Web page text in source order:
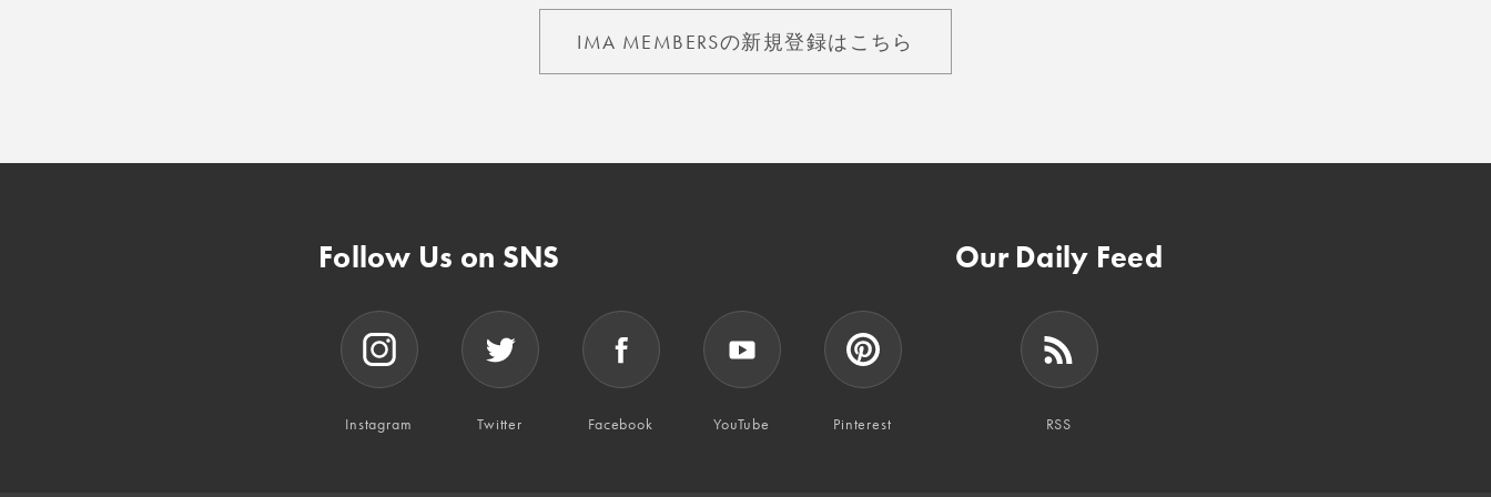
IMA MEMBERSの新規登録はこちら
Follow Us on SNS
Instagram Twitter Facebook YouTube Pinterest
Our Daily Feed
RSS